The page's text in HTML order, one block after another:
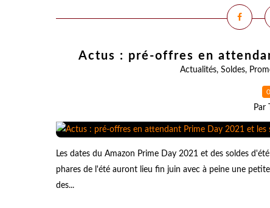
Actus : pré-offres en
Actualités, Soldes,
Par
Les dates du Amazon Prime Day 2021 et des soldes
phares de l'été auront lieu fin juin avec à peine une
des...